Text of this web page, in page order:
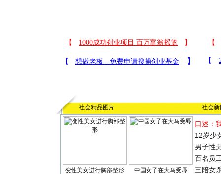
社会精品图片 社会新
变性美女进行胸部整形 中国女子在大马受辱
口述：
12岁少
男子性
百名员
三陪女